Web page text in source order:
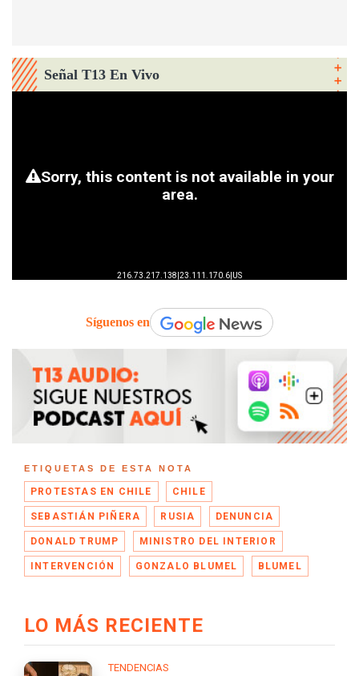
Señal T13 En Vivo
Síguenos en
ETIQUETAS DE ESTA NOTA
PROTESTAS EN CHILE CHILE
SEBASTIÁN PIÑERA RUSIA DENUNCIA
DONALD TRUMP MINISTRO DEL INTERIOR
INTERVENCIÓN GONZALO BLUMEL BLUMEL
LO MÁS RECIENTE
TENDENCIAS